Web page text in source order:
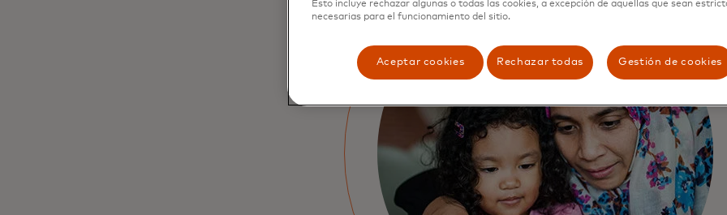
gubernamentales
Esto incluye rechazar algunas o todas las cookies, a excepción de aquellas que sean
necesarias para el funcionamiento del sitio.
Aceptar cookies Rechazar todas Gestión de cookies